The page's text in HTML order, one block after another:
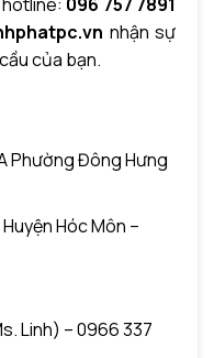
nhận sự
của bạn.
Phường Đông Hưng
Hóc Môn –
Linh) – 0966 337